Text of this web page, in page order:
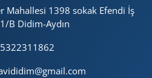
Mahallesi 1398 sokak Efendi İş
B Didim-Aydın